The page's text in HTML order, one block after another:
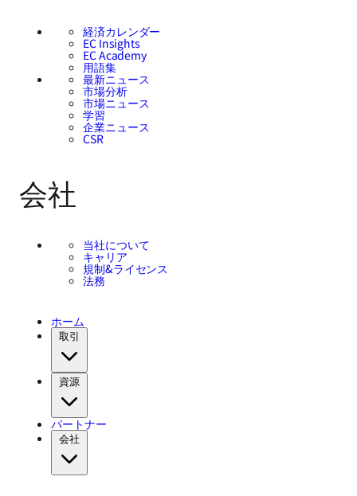
経済カレンダー
EC Insights
EC Academy
用語集
最新ニュース
市場分析
市場ニュース
学習
企業ニュース
CSR
会社
当社について
キャリア
規制&ライセンス
法務
ホーム
取引
資源
パートナー
会社